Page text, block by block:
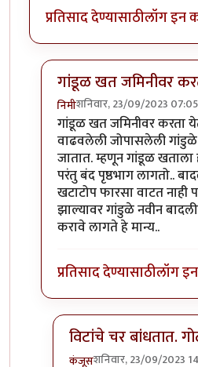
प्रतिसाद देण्यासाठीलॉग इन
गांडूळ खत जमिनीवर
निमीशनिवार, 23/09/2023 07:05
In reply toशेतकरी एका
गांडूळ खत जमिनीवर करता
वाढवलेली जोपासलेली
जातात. म्हणून गांडूळ
परंतु बंद पृष्ठभाग लागतो..
खटाटोप फारसा वाटत नाही
झाल्यावर गांडुळे नवीन
करावे लागते हे मान्य..
प्रतिसाद देण्यासाठीलॉग
विटांचे चर बांधतात.
कंजूसशनिवार, 23/09/2023